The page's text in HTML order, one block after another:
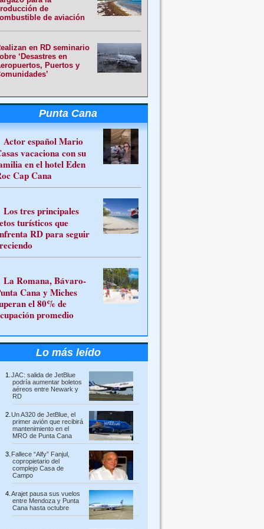
de
de aviación
en RD seminario
‘Desastres en
Puertos y
Punta Cana
Actor español Mario
vacaciona con su
en el hotel Eden
Cap Cana
Los tres principales
turísticos que
RD para seguir
La Romana, Bávaro-
Cana y Miches
el 80% de
promedio
Lo más leído
JAC: salida de JetBlue
podría aumentar boletos
aéreos entre Newark y
RD
Un A320 de JetBlue, el
primer avión que recibirá
mantenimiento en el
MRO de Punta Cana
Fallece “Alfy” Fanjul,
copropietario del
complejo Casa de
Campo
Arajet pausa sus vuelos
entre Mendoza y Punta
Cana hasta octubre